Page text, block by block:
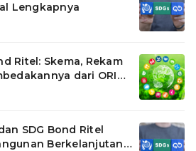
Lengkapnya
Ritel: Skema, Rekam
dari ORI
SDG Bond Ritel
Berkelanjutan